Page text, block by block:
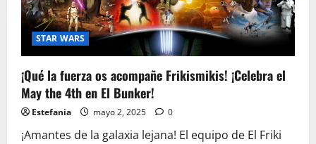
STAR WARS
¡Qué la fuerza os acompañe Frikismikis! ¡Celebra el
May the 4th en El Bunker!
Estefania mayo 2, 2025 0
¡Amantes de la galaxia lejana! El equipo de El Friki